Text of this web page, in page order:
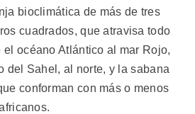
bioclimática de más de tres
cuadrados, que atravisa todo
océano Atlántico al mar Rojo,
del Sahel, al norte, y la sabana
conforman con más o menos